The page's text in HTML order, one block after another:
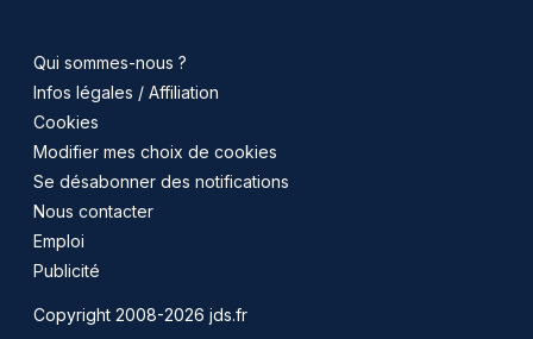
Qui sommes-nous ?
Infos légales / Affiliation
Cookies
Modifier mes choix de cookies
Se désabonner des notifications
Nous contacter
Emploi
Publicité
Copyright 2008-2026 jds.fr